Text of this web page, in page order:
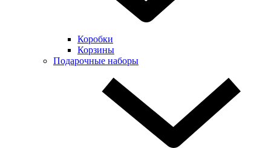
Коробки
Корзины
Подарочные наборы